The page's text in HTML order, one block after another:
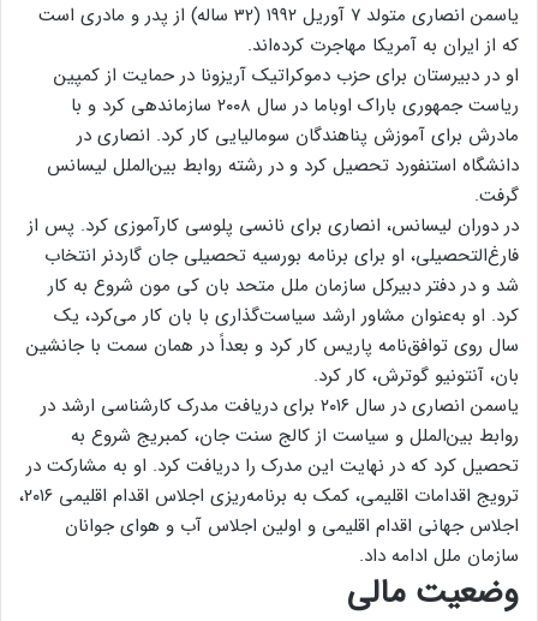
یاسمن انصاری متولد ۷ آوریل ۱۹۹۲ (32 ساله) از پدر و مادری است
که از ایران به آمریکا مهاجرت کرده‌اند.
او در دبیرستان برای حزب دموکراتیک آریزونا در حمایت از کمپین
ریاست جمهوری باراک اوباما در سال ۲۰۰۸ سازماندهی کرد و با
مادرش برای آموزش پناهندگان سومالیایی کار کرد. انصاری در
دانشگاه استنفورد تحصیل کرد و در رشته روابط بین‌الملل لیسانس
گرفت.
در دوران لیسانس، انصاری برای نانسی پلوسی کارآموزی کرد. پس از
فارغ‌التحصیلی، او برای برنامه بورسیه تحصیلی جان گاردنر انتخاب
شد و در دفتر دبیرکل سازمان ملل متحد بان کی مون شروع به کار
کرد. او به‌عنوان مشاور ارشد سیاست‌گذاری با بان کار می‌کرد، یک
سال روی توافق‌نامه پاریس کار کرد و بعداً در همان سمت با جانشین
بان، آنتونیو گوترش، کار کرد.
یاسمن انصاری در سال ۲۰۱۶ برای دریافت مدرک کارشناسی ارشد در
روابط بین‌الملل و سیاست از کالج سنت جان، کمبریج شروع به
تحصیل کرد که در نهایت این مدرک را دریافت کرد. او به مشارکت در
ترویج اقدامات اقلیمی، کمک به برنامه‌ریزی اجلاس اقدام اقلیمی ۲۰۱۶،
اجلاس جهانی اقدام اقلیمی و اولین اجلاس آب و هوای جوانان
سازمان ملل ادامه داد.
وضعیت مالی